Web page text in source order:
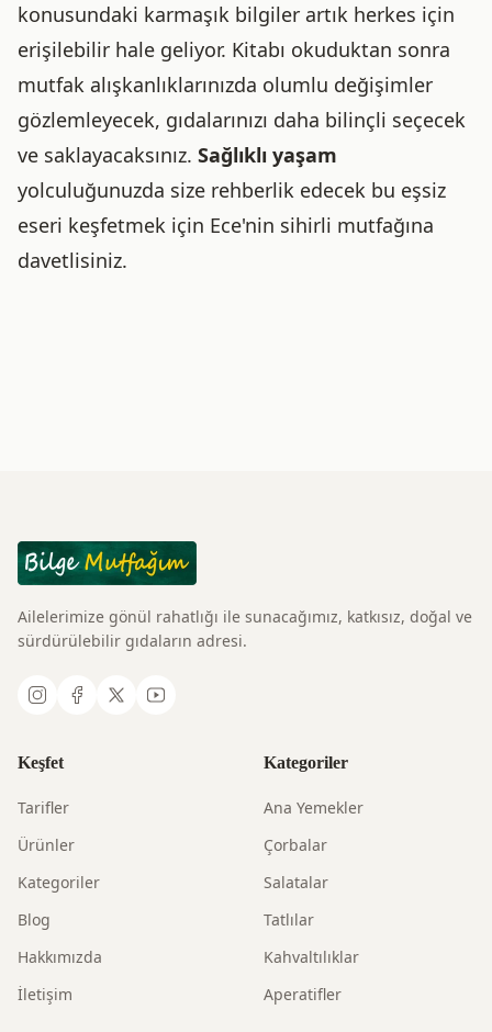
konusundaki karmaşık bilgiler artık herkes için
erişilebilir hale geliyor. Kitabı okuduktan sonra
mutfak alışkanlıklarınızda olumlu değişimler
gözlemleyecek, gıdalarınızı daha bilinçli seçecek
ve saklayacaksınız. Sağlıklı yaşam
yolculuğunuzda size rehberlik edecek bu eşsiz
eseri keşfetmek için Ece'nin sihirli mutfağına
davetlisiniz.
Ailelerimize gönül rahatlığı ile sunacağımız, katkısız, doğal ve
sürdürülebilir gıdaların adresi.
Keşfet
Tarifler
Ürünler
Kategoriler
Blog
Hakkımızda
İletişim
Kategoriler
Ana Yemekler
Çorbalar
Salatalar
Tatlılar
Kahvaltılıklar
Aperatifler